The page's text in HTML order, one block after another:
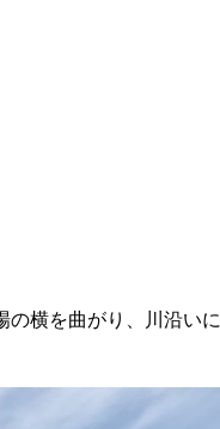
の横を曲がり、川沿いに